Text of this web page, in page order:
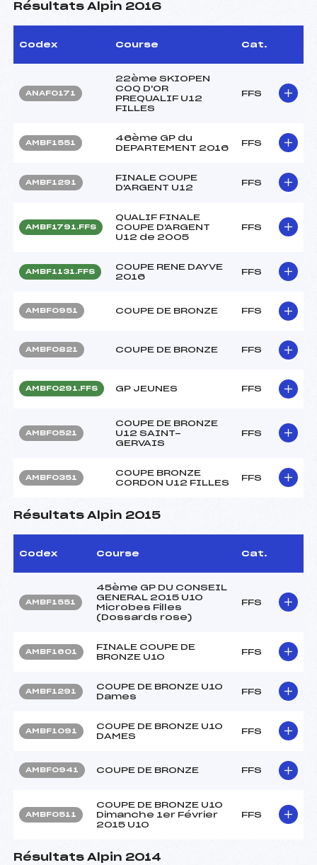
Résultats Alpin 2016
Codex Course Cat.
ANAF0171
22ème SKIOPEN
COQ D'OR
PREQUALIF U12
FILLES
FFS
AMBF1551
46ème GP du
DEPARTEMENT 2016
FFS
AMBF1291
FINALE COUPE
D'ARGENT U12
FFS
AMBF1791.FFS
QUALIF FINALE
COUPE D'ARGENT
U12 de 2005
FFS
AMBF1131.FFS
COUPE RENE DAYVE
2016
FFS
AMBF0951 COUPE DE BRONZE FFS
AMBF0821 COUPE DE BRONZE FFS
AMBF0291.FFS GP JEUNES FFS
AMBF0521
COUPE DE BRONZE
U12 SAINT-
GERVAIS
FFS
AMBF0351
COUPE BRONZE
CORDON U12 FILLES
FFS
Résultats Alpin 2015
Codex Course Cat.
AMBF1551
45ème GP DU CONSEIL
GENERAL 2015 U10
Microbes Filles
(Dossards rose)
FFS
AMBF1601
FINALE COUPE DE
BRONZE U10
FFS
AMBF1291
COUPE DE BRONZE U10
Dames
FFS
AMBF1091
COUPE DE BRONZE U10
DAMES
FFS
AMBF0941 COUPE DE BRONZE FFS
AMBF0511
COUPE DE BRONZE U10
Dimanche 1er Février
2015 U10
FFS
Résultats Alpin 2014